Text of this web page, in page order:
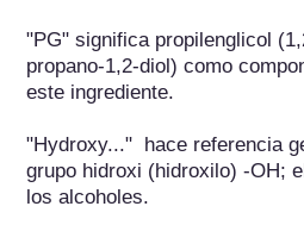
"PG" significa propilenglicol
propano-1,2-diol) como
este ingrediente.
"Hydroxy..."  hace referencia
grupo hidroxi (hidroxilo) -OH;
los alcoholes.